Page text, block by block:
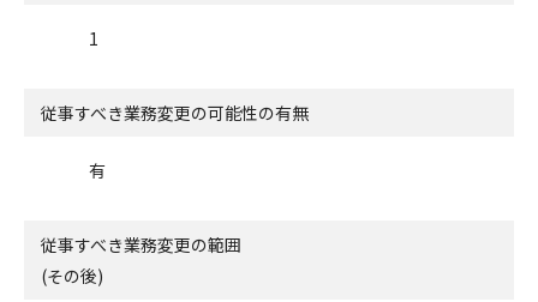
1
従事すべき業務変更の可能性の有無
有
従事すべき業務変更の範囲
(その後)